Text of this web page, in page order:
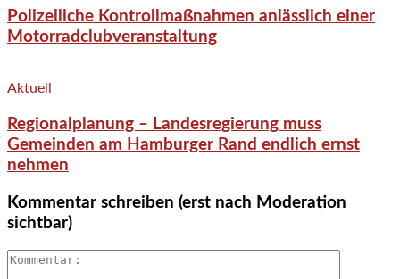
Polizeiliche Kontrollmaßnahmen anlässlich einer
Motorradclubveranstaltung
Aktuell
Regionalplanung – Landesregierung muss
Gemeinden am Hamburger Rand endlich ernst
nehmen
Kommentar schreiben (erst nach Moderation
sichtbar)